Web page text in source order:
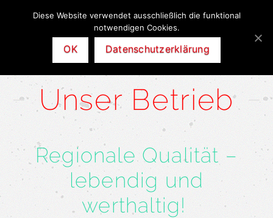
Unser Betrieb
Regionale Qualität –
lebendig und
werthaltig!
Diese Website verwendet ausschließlich die funktional
notwendigen Cookies.
OK Datenschutzerklärung